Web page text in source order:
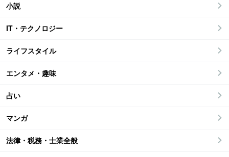
小説
IT・テクノロジー
ライフスタイル
エンタメ・趣味
占い
マンガ
法律・税務・士業全般